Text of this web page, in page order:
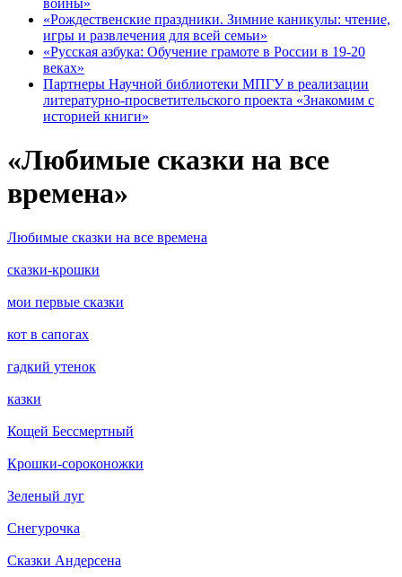
войны»
«Рождественские праздники. Зимние каникулы: чтение,
игры и развлечения для всей семьи»
«Русская азбука: Обучение грамоте в России в 19-20
веках»
Партнеры Научной библиотеки МПГУ в реализации
литературно-просветительского проекта «Знакомим с
историей книги»
«Любимые сказки на все
времена»
Любимые сказки на все времена
сказки-крошки
мои первые сказки
кот в сапогах
гадкий утенок
казки
Кощей Бессмертный
Крошки-сороконожки
Зеленый луг
Снегурочка
Сказки Андерсена